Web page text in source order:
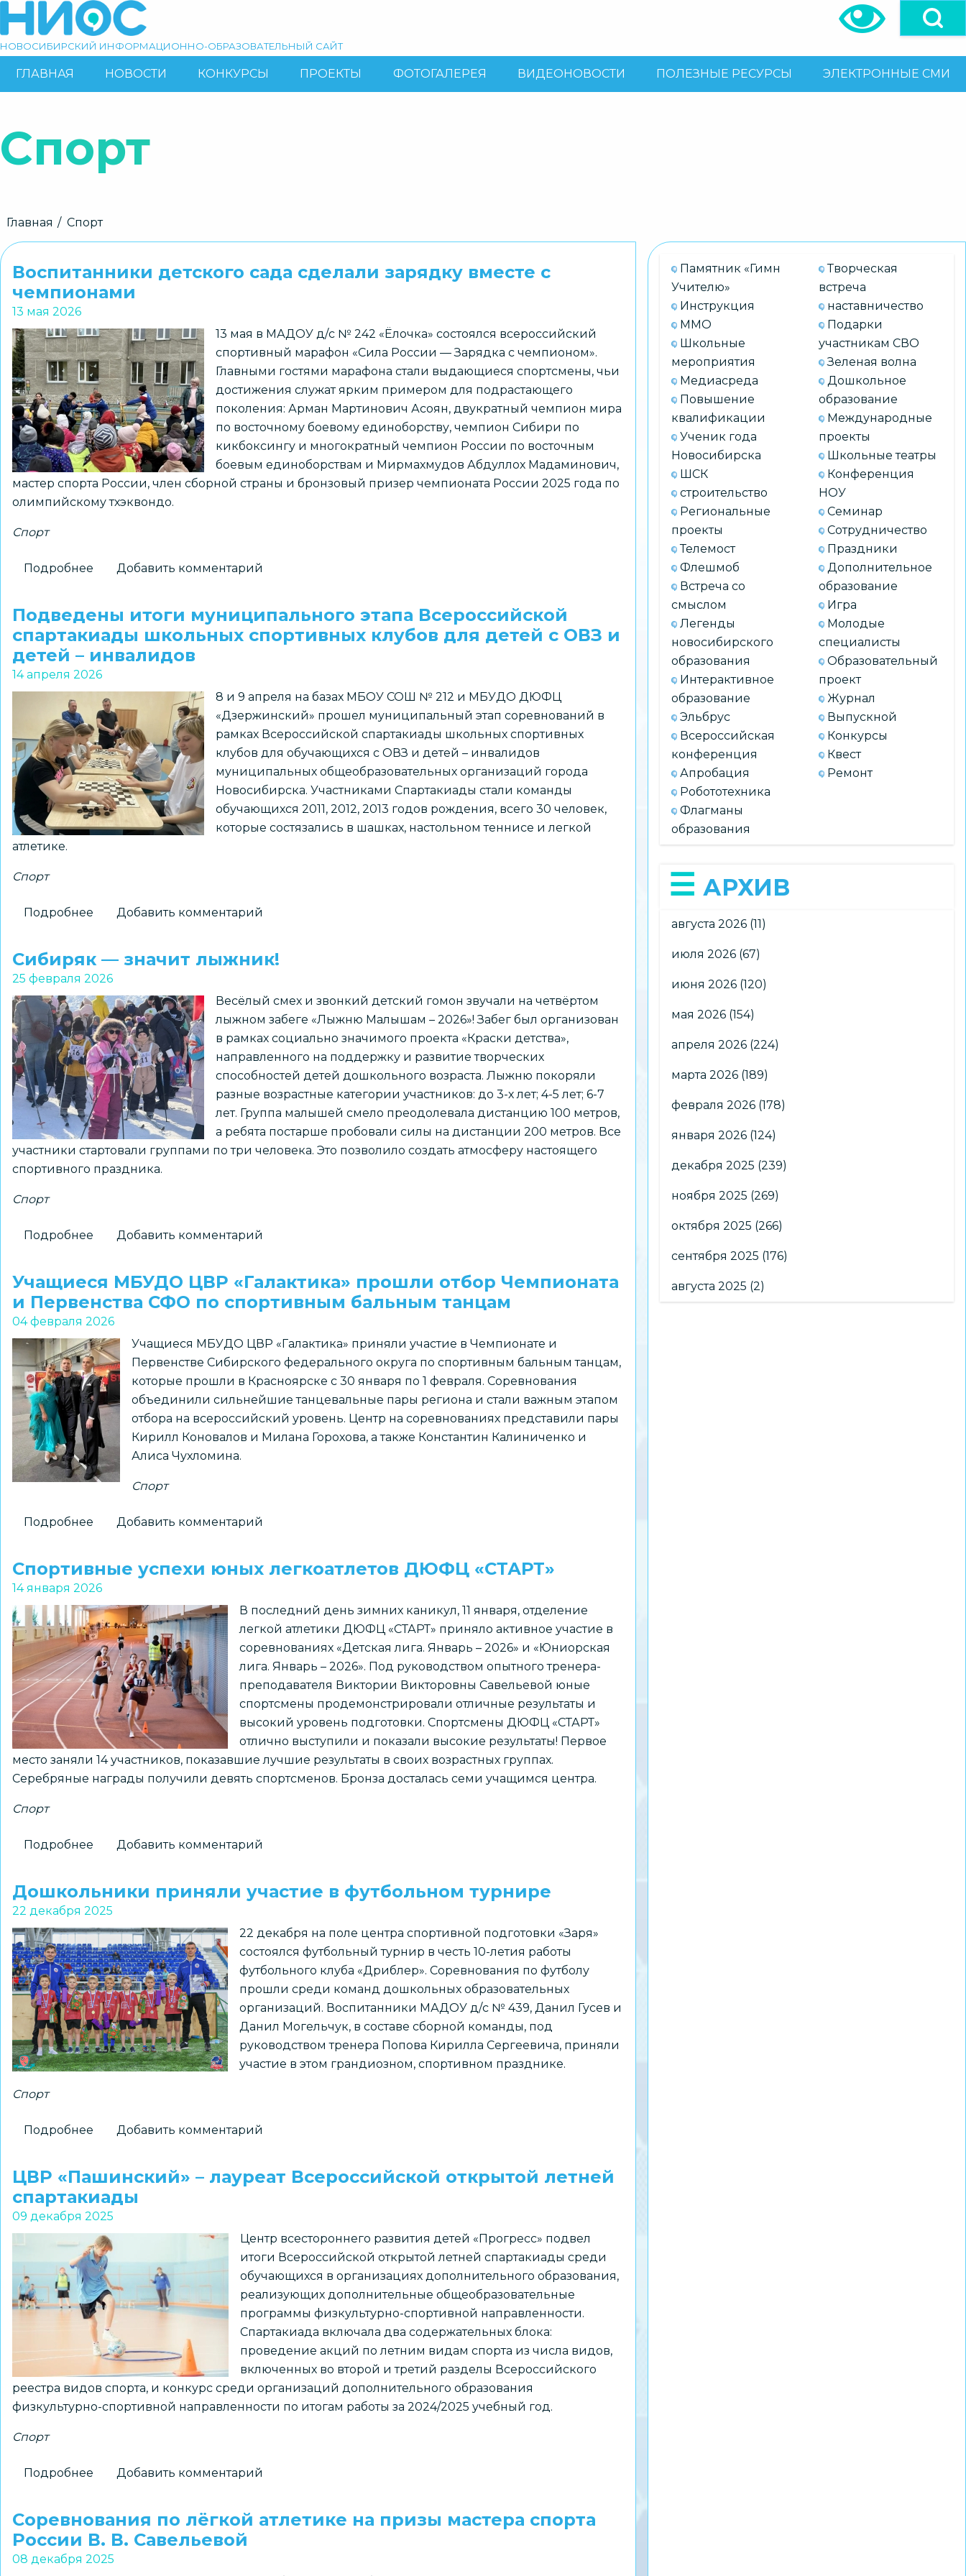
основному
Поиск
НОВОСИБИРСКИЙ ИНФОРМАЦИОННО-ОБРАЗОВАТЕЛЬНЫЙ САЙТ
ОСНОВНАЯ
ГЛАВНАЯ НОВОСТИ КОНКУРСЫ ПРОЕКТЫ ФОТОГАЛЕРЕЯ ВИДЕОНОВОСТИ ПОЛЕЗНЫЕ РЕСУРСЫ ЭЛЕКТРОННЫЕ СМИ
Спорт
Строка
навигации
Главная Спорт
Воспитанники детского сада сделали зарядку вместе с
чемпионами
13 мая 2026
13 мая в МАДОУ д/с № 242 «Ёлочка» состоялся всероссийский
спортивный марафон «Сила России — Зарядка с чемпионом».
Главными гостями марафона стали выдающиеся спортсмены, чьи
достижения служат ярким примером для подрастающего
поколения: Арман Мартинович Асоян, двукратный чемпион мира
по восточному боевому единоборству, чемпион Сибири по
кикбоксингу и многократный чемпион России по восточным
боевым единоборствам и Мирмахмудов Абдуллох Мадаминович,
мастер спорта России, член сборной страны и бронзовый призер чемпионата России 2025 года по
олимпийскому тхэквондо.
Спорт
Подробнее
сада
сделали
зарядку
вместе
чемпионами
Добавить комментарий
Подведены итоги муниципального этапа Всероссийской
спартакиады школьных спортивных клубов для детей с ОВЗ и
детей – инвалидов
14 апреля 2026
8 и 9 апреля на базах МБОУ СОШ № 212 и МБУДО ДЮФЦ
«Дзержинский» прошел муниципальный этап соревнований в
рамках Всероссийской спартакиады школьных спортивных
клубов для обучающихся с ОВЗ и детей – инвалидов
муниципальных общеобразовательных организаций города
Новосибирска. Участниками Спартакиады стали команды
обучающихся 2011, 2012, 2013 годов рождения, всего 30 человек,
которые состязались в шашках, настольном теннисе и легкой
атлетике.
Спорт
Подробнее
муниципального
этапа
Всероссийской
спартакиады
школьных
спортивных
клубов
для
детей
с
ОВЗ
и
инвалидов
Добавить комментарий
Сибиряк — значит лыжник!
25 февраля 2026
Весёлый смех и звонкий детский гомон звучали на четвёртом
лыжном забеге «Лыжню Малышам – 2026»! Забег был организован
в рамках социально значимого проекта «Краски детства»,
направленного на поддержку и развитие творческих
способностей детей дошкольного возраста. Лыжню покоряли
разные возрастные категории участников: до 3-х лет; 4-5 лет; 6-7
лет. Группа малышей смело преодолевала дистанцию 100 метров,
а ребята постарше пробовали силы на дистанции 200 метров. Все
участники стартовали группами по три человека. Это позволило создать атмосферу настоящего
спортивного праздника.
Спорт
Подробнее
значит
лыжник!
Добавить комментарий
Учащиеся МБУДО ЦВР «Галактика» прошли отбор Чемпионата
и Первенства СФО по спортивным бальным танцам
04 февраля 2026
Учащиеся МБУДО ЦВР «Галактика» приняли участие в Чемпионате и
Первенстве Сибирского федерального округа по спортивным бальным танцам,
которые прошли в Красноярске с 30 января по 1 февраля. Соревнования
объединили сильнейшие танцевальные пары региона и стали важным этапом
отбора на всероссийский уровень. Центр на соревнованиях представили пары
Кирилл Коновалов и Милана Горохова, а также Константин Калиниченко и
Алиса Чухломина.
Спорт
Подробнее
ЦВР
«Галактика»
прошли
отбор
Чемпионата
и
Первенства
СФО
по
спортивным
бальным
танцам
Добавить комментарий
Спортивные успехи юных легкоатлетов ДЮФЦ «СТАРТ»
14 января 2026
В последний день зимних каникул, 11 января, отделение
легкой атлетики ДЮФЦ «СТАРТ» приняло активное участие в
соревнованиях «Детская лига. Январь – 2026» и «Юниорская
лига. Январь – 2026». Под руководством опытного тренера-
преподавателя Виктории Викторовны Савельевой юные
спортсмены продемонстрировали отличные результаты и
высокий уровень подготовки. Спортсмены ДЮФЦ «СТАРТ»
отлично выступили и показали высокие результаты! Первое
место заняли 14 участников, показавшие лучшие результаты в своих возрастных группах.
Серебряные награды получили девять спортсменов. Бронза досталась семи учащимся центра.
Спорт
Подробнее
юных
легкоатлетов
ДЮФЦ
«СТАРТ»
Добавить комментарий
Дошкольники приняли участие в футбольном турнире
22 декабря 2025
22 декабря на поле центра спортивной подготовки «Заря»
состоялся футбольный турнир в честь 10-летия работы
футбольного клуба «Дриблер». Соревнования по футболу
прошли среди команд дошкольных образовательных
организаций. Воспитанники МАДОУ д/с № 439, Данил Гусев и
Данил Могельчук, в составе сборной команды, под
руководством тренера Попова Кирилла Сергеевича, приняли
участие в этом грандиозном, спортивном празднике.
Спорт
Подробнее
участие
в
футбольном
турнире
Добавить комментарий
ЦВР «Пашинский» – лауреат Всероссийской открытой летней
спартакиады
09 декабря 2025
Центр всестороннего развития детей «Прогресс» подвел
итоги Всероссийской открытой летней спартакиады среди
обучающихся в организациях дополнительного образования,
реализующих дополнительные общеобразовательные
программы физкультурно-спортивной направленности.
Спартакиада включала два содержательных блока:
проведение акций по летним видам спорта из числа видов,
включенных во второй и третий разделы Всероссийского
реестра видов спорта, и конкурс среди организаций дополнительного образования
физкультурно-спортивной направленности по итогам работы за 2024/2025 учебный год.
Спорт
Подробнее
лауреат
Всероссийской
открытой
Добавить комментарий
Соревнования по лёгкой атлетике на призы мастера спорта
России В. В. Савельевой
08 декабря 2025
Памятник «Гимн
Учителю»
Инструкция
ММО
Школьные
мероприятия
Медиасреда
Повышение
квалификации
Ученик года
Новосибирска
ШСК
строительство
Региональные
проекты
Телемост
Флешмоб
Встреча со
смыслом
Легенды
новосибирского
образования
Интерактивное
образование
Эльбрус
Всероссийская
конференция
Апробация
Робототехника
Флагманы
образования
Творческая
встреча
наставничество
Подарки
участникам СВО
Зеленая волна
Дошкольное
образование
Международные
проекты
Школьные театры
Конференция
НОУ
Семинар
Сотрудничество
Праздники
Дополнительное
образование
Игра
Молодые
специалисты
Образовательный
проект
Журнал
Выпускной
Конкурсы
Квест
Ремонт
АРХИВ
августа 2026 (11)
июля 2026 (67)
июня 2026 (120)
мая 2026 (154)
апреля 2026 (224)
марта 2026 (189)
февраля 2026 (178)
января 2026 (124)
декабря 2025 (239)
ноября 2025 (269)
октября 2025 (266)
сентября 2025 (176)
августа 2025 (2)